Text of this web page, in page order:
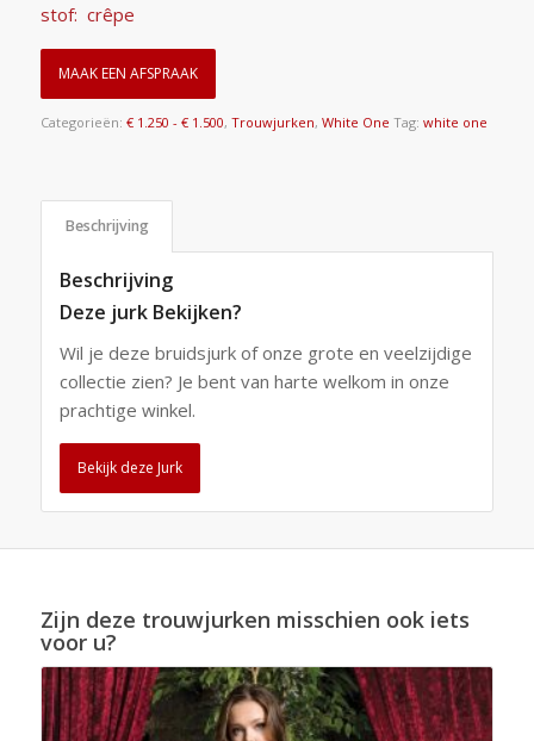
stof: crêpe
MAAK EEN AFSPRAAK
Categorieën: € 1.250 - € 1.500, Trouwjurken, White One Tag: white one
Beschrijving
Beschrijving
Deze jurk Bekijken?
Wil je deze bruidsjurk of onze grote en veelzijdige
collectie zien? Je bent van harte welkom in onze
prachtige winkel.
Bekijk deze Jurk
Zijn deze trouwjurken misschien ook iets
voor u?